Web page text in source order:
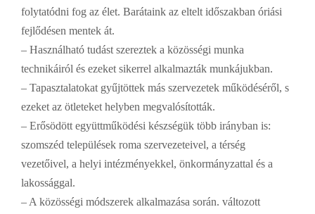
folytatódni fog az élet. Barátaink az eltelt időszakban óriási
fejlődésen mentek át.
– Használható tudást szereztek a közösségi munka
technikáiról és ezeket sikerrel alkalmazták munkájukban.
– Tapasztalatokat gyűjtöttek más szervezetek működéséről, s
ezeket az ötleteket helyben megvalósították.
– Erősödött együttműködési készségük több irányban is:
szomszéd települések roma szervezeteivel, a térség
vezetőivel, a helyi intézményekkel, önkormányzattal és a
lakossággal.
– A közösségi módszerek alkalmazása során. változott